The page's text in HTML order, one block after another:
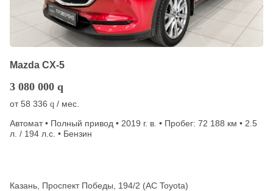
Mazda CX-5
3 080 000 q
от58 336 q / мес.
Автомат • Полный привод • 2019 г. в. • Пробег: 72 188 км • 2.5
л. / 194 л.с. • Бензин
Казань, Проспект Победы, 194/2 (АС Toyota)